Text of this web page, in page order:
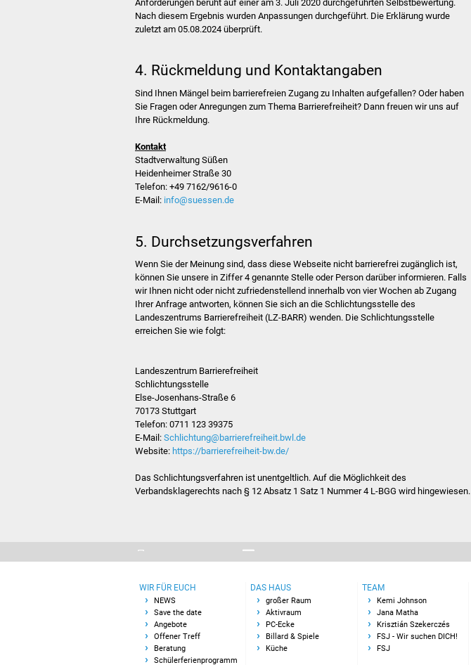
Anforderungen beruht auf einer am 3. Juli 2020 durchgeführten Selbstbewertung.
Nach diesem Ergebnis wurden Anpassungen durchgeführt. Die Erklärung wurde
zuletzt am 05.08.2024 überprüft.
4. Rückmeldung und Kontaktangaben
Sind Ihnen Mängel beim barrierefreien Zugang zu Inhalten aufgefallen? Oder haben
Sie Fragen oder Anregungen zum Thema Barrierefreiheit? Dann freuen wir uns auf
Ihre Rückmeldung.
Kontakt
Stadtverwaltung Süßen
Heidenheimer Straße 30
Telefon: +49 7162/9616-0
E-Mail: info@suessen.de
5. Durchsetzungsverfahren
Wenn Sie der Meinung sind, dass diese Webseite nicht barrierefrei zugänglich ist,
können Sie unsere in Ziffer 4 genannte Stelle oder Person darüber informieren. Falls
wir Ihnen nicht oder nicht zufriedenstellend innerhalb von vier Wochen ab Zugang
Ihrer Anfrage antworten, können Sie sich an die Schlichtungsstelle des
Landeszentrums Barrierefreiheit (LZ-BARR) wenden. Die Schlichtungsstelle
erreichen Sie wie folgt:
Landeszentrum Barrierefreiheit
Schlichtungsstelle
Else-Josenhans-Straße 6
70173 Stuttgart
Telefon: 0711 123 39375
E-Mail: Schlichtung@barrierefreiheit.bwl.de
Website: https://barrierefreiheit-bw.de/
Das Schlichtungsverfahren ist unentgeltlich. Auf die Möglichkeit des
Verbandsklagerechts nach § 12 Absatz 1 Satz 1 Nummer 4 L-BGG wird hingewiesen.
WIR FÜR EUCH
NEWS
Save the date
Angebote
Offener Treff
Beratung
Schülerferienprogramm
DAS HAUS
großer Raum
Aktivraum
PC-Ecke
Billard & Spiele
Küche
TEAM
Kemi Johnson
Jana Matha
Krisztián Szekerczés
FSJ - Wir suchen DICH!
FSJ